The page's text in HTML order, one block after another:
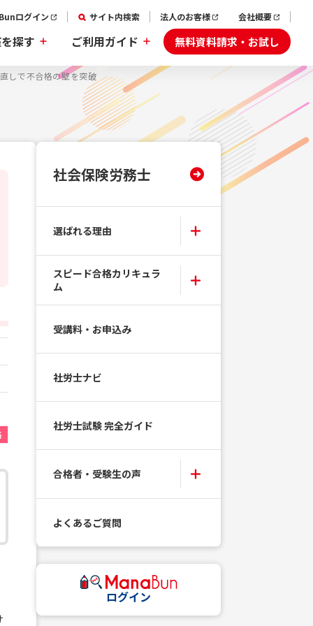
ログイン サイト内検索 法人のお客様 会社概要
探す ご利用ガイド 無料資料請求・お試し
しで不合格の壁を突破
社会保険労務士
選ばれる理由
スピード合格カリキュラ
ム
受講料・お申込み
社労士ナビ
社労士試験 完全ガイド
合格者・受験生の声
よくあるご質問
ログイン